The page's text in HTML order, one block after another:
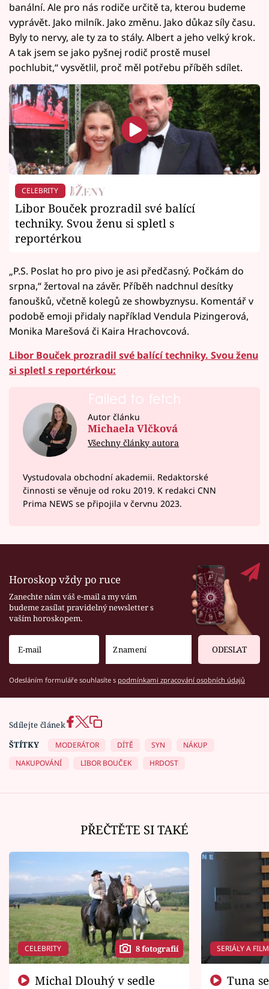
banální. Ale pro nás rodiče určitě ta, kterou budeme
vyprávět. Jako milník. Jako změnu. Jako důkaz síly času.
Byly to nervy, ale ty za to stály. Albert a jeho velký krok.
A tak jsem se jako pyšnej rodič prostě musel
pochlubit,“ vysvětlil, proč měl potřebu příběh sdílet.
CELEBRITY
Libor Bouček prozradil své balící
techniky. Svou ženu si spletl s
reportérkou
„P.S. Poslat ho pro pivo je asi předčasný. Počkám do
srpna,“ žertoval na závěr. Příběh nadchnul desítky
fanoušků, včetně kolegů ze showbyznysu. Komentář v
podobě emoji přidaly například Vendula Pizingerová,
Monika Marešová či Kaira Hrachovcová.
Libor Bouček prozradil své balící techniky. Svou ženu
si spletl s reportérkou:
Failed to fetch
Autor článku
Michaela Vlčková
Všechny články autora
Vystudovala obchodní akademii. Redaktorské
činnosti se věnuje od roku 2019. K redakci CNN
Prima NEWS se připojila v červnu 2023.
Horoskop vždy po ruce
Zanechte nám váš e-mail a my vám
budeme zasílat pravidelný newsletter s
vaším horoskopem.
ODESLAT
Odesláním formuláře souhlasíte s podmínkami zpracování osobních údajů
Sdílejte článek
ŠTÍTKY
MODERÁTOR DÍTĚ SYN
NÁKUP
NAKUPOVÁNÍ
LIBOR BOUČEK HRDOST
PŘEČTĚTE SI TAKÉ
CELEBRITY 8 fotografií SERIÁLY A